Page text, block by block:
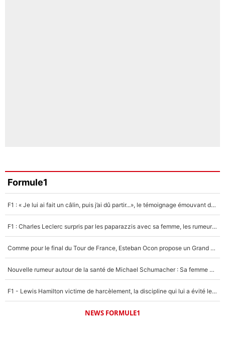
Formule1
F1 : « Je lui ai fait un câlin, puis j’ai dû partir...», le témoignage émouvant de Max Verstappen sur sa fille
F1 : Charles Leclerc surpris par les paparazzis avec sa femme, les rumeurs étaient vraies !
Comme pour le final du Tour de France, Esteban Ocon propose un Grand Prix de Formule 1 à Paris : «Autour de l’Arc de Triomphe, ce serait génial» !
Nouvelle rumeur autour de la santé de Michael Schumacher : Sa femme Corinna sort du silence
F1 - Lewis Hamilton victime de harcèlement, la discipline qui lui a évité le pire : «J'aurais probablement mal tourné»
NEWS FORMULE1